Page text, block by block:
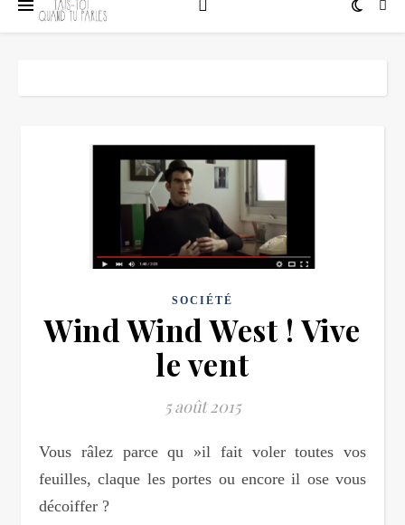
SOCIÉTÉ
Wind Wind West ! Vive
le vent
5 août 2015
Vous râlez parce qu »il fait voler toutes vos
feuilles, claque les portes ou encore il ose vous
décoiffer ?